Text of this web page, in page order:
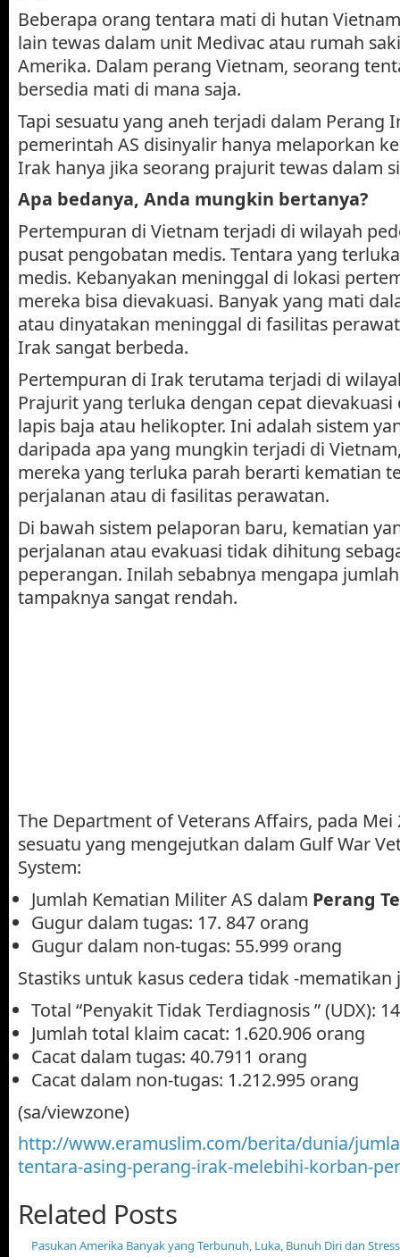
Beberapa orang tentara mati di hutan
lain tewas dalam unit Medivac atau rumah
Amerika. Dalam perang Vietnam, seorang
bersedia mati di mana saja.
Tapi sesuatu yang aneh terjadi dalam Perang
pemerintah AS disinyalir hanya melaporkan
Irak hanya jika seorang prajurit tewas dalam
Apa bedanya, Anda mungkin bertanya?
Pertempuran di Vietnam terjadi di wilayah
pusat pengobatan medis. Tentara yang
medis. Kebanyakan meninggal di lokasi
mereka bisa dievakuasi. Banyak yang mati
atau dinyatakan meninggal di fasilitas
Irak sangat berbeda.
Pertempuran di Irak terutama terjadi di
Prajurit yang terluka dengan cepat
lapis baja atau helikopter. Ini adalah sistem
daripada apa yang mungkin terjadi di
mereka yang terluka parah berarti kematian
perjalanan atau di fasilitas perawatan.
Di bawah sistem pelaporan baru, kematian
perjalanan atau evakuasi tidak dihitung
peperangan. Inilah sebabnya mengapa
tampaknya sangat rendah.
The Department of Veterans Affairs, pada
sesuatu yang mengejutkan dalam Gulf War
System:
Jumlah Kematian Militer AS dalam Perang
Gugur dalam tugas: 17. 847 orang
Gugur dalam non-tugas: 55.999 orang
Stastiks untuk kasus cedera tidak -
Total “Penyakit Tidak Terdiagnosis ” (UDX):
Jumlah total klaim cacat: 1.620.906 orang
Cacat dalam tugas: 40.7911 orang
Cacat dalam non-tugas: 1.212.995 orang
(sa/viewzone)
http://www.eramuslim.com/berita/dunia/
tentara-asing-perang-irak-melebihi-korban-
Related Posts
Pasukan Amerika Banyak yang Terbunuh, Luka, Bunuh Diri dan Stress